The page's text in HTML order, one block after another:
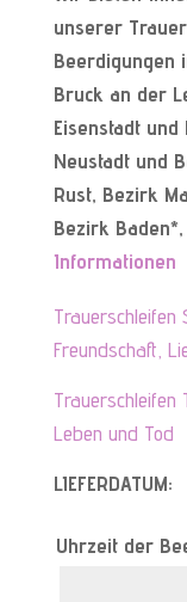
unserer
Beerdigungen
Bruck an der
Eisenstadt und
Neustadt und
Rust, Bezirk
Bezirk
Informationen
Trauerschleifen
Freundschaft,
Trauerschleifen
Leben und Tod
LIEFERDATUM:
Uhrzeit der